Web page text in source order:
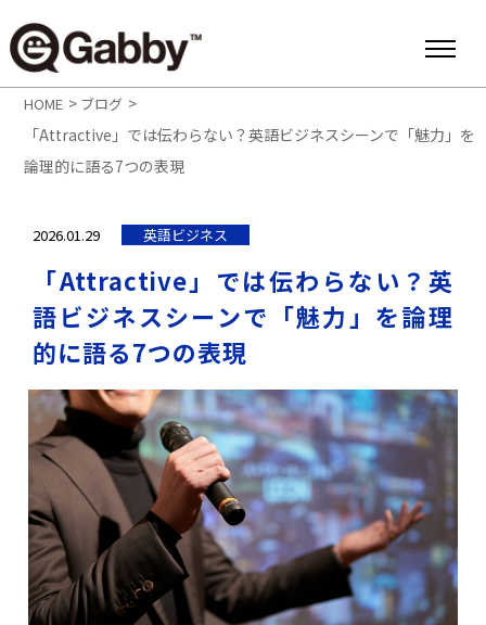
HOME > ブログ >
「Attractive」では伝わらない？英語ビジネスシーンで「魅力」を
論理的に語る7つの表現
2026.01.29 英語ビジネス
「Attractive」では伝わらない？英
語ビジネスシーンで「魅力」を論理
的に語る7つの表現